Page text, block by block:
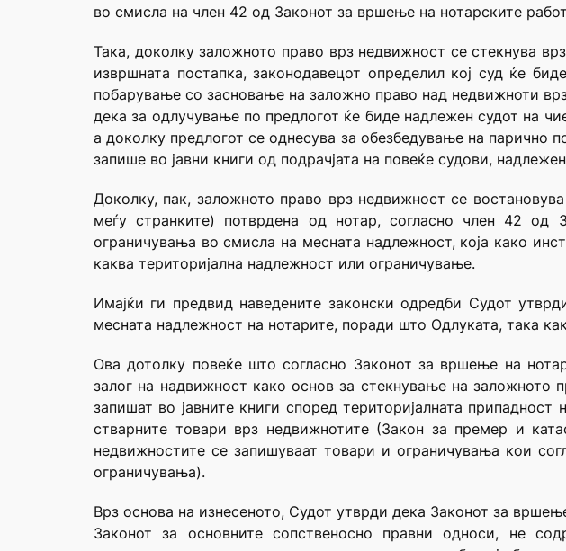
во смисла на член 42 од Законот за вршење на нотарските
Така, доколку заложното право врз недвижност се стекнува
извршната постапка, законодавецот определил кој суд ќе
побарување со засновање на заложно право над недвижноти
дека за одлучување по предлогот ќе биде надлежен судот на
а доколку предлогот се однесува за обезбедување на
запише во јавни книги од подрачјата на повеќе судови,
Доколку, пак, заложното право врз недвижност се
меѓу странките) потврдена од нотар, согласно член 42 од
ограничувања во смисла на месната надлежност, која како
каква територијална надлежност или ограничување.
Имајќи ги предвид наведените законски одредби Судот
месната надлежност на нотарите, поради што Одлуката, така
Ова дотолку повеќе што согласно Законот за вршење на
залог на надвижност како основ за стекнување на заложното
запишат во јавните книги според територијалната
стварните товари врз недвижнотите (Закон за премер и
недвижностите се запишуваат товари и ограничувања кои
ограничувања).
Врз основа на изнесеното, Судот утврди дека Законот за
Законот за основните сопственосно правни односи, не